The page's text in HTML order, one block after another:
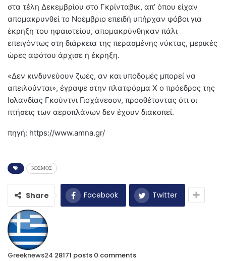
στα τέλη Δεκεμβρίου στο Γκρίνταβικ, απ’ όπου είχαν
απομακρυνθεί το Νοέμβριο επειδή υπήρχαν φόβοι για
έκρηξη του ηφαιστείου, απομακρύνθηκαν πάλι
επειγόντως στη διάρκεια της περασμένης νύκτας, μερικές
ώρες αφότου άρχισε η έκρηξη.
«Δεν κινδυνεύουν ζωές, αν και υποδομές μπορεί να
απειλούνται», έγραψε στην πλατφόρμα X ο πρόεδρος της
Ισλανδίας Γκούντνι Γιοχάνεσον, προσθέτοντας ότι οι
πτήσεις των αεροπλάνων δεν έχουν διακοπεί.
πηγή: https://www.amna.gr/
ΚΟΣΜΟΣ
Share Facebook Twitter
Greeknews24 28171 posts 0 comments